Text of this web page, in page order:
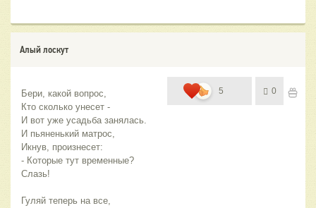
Алый лоскут
Бери, какой вопрос,
Кто сколько унесет -
И вот уже усадьба занялась.
И пьяненький матрос,
Икнув, произнесет:
- Которые тут временные?
Слазь!
Гуляй теперь на все,
5 0